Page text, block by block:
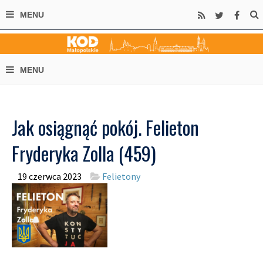
Jak osiągnąć pokój. Felieton
Fryderyka Zolla (459)
19 czerwca 2023 Felietony